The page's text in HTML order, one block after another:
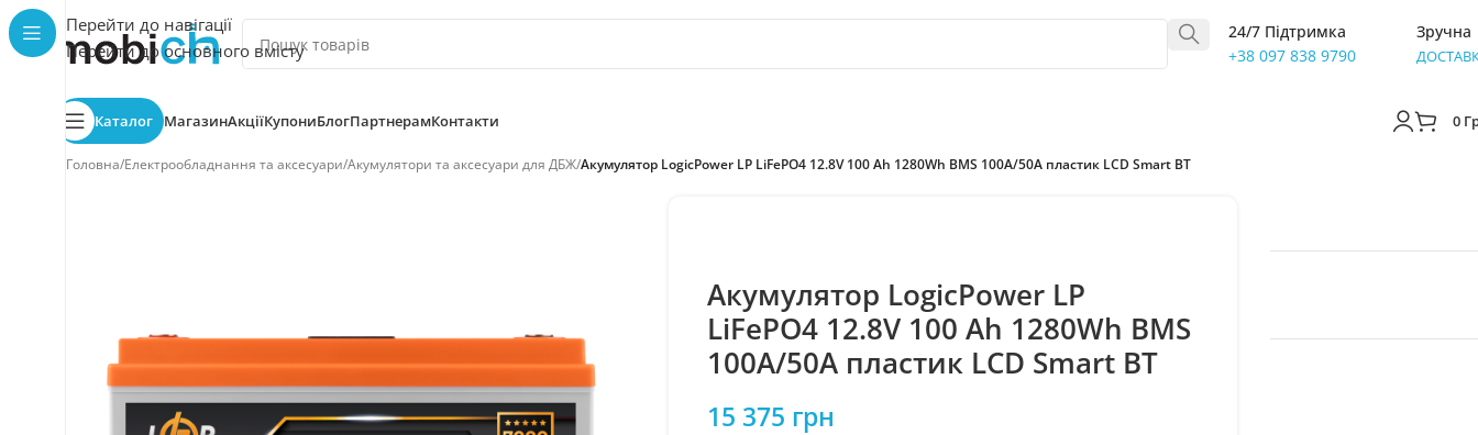
Перейти до навігації
Перейти до основного вмісту
24/7 Підтримка
+38 097 838 9790
Зручна
Каталог МагазинАкціїКупониБлогПартнерамКонтакти 0
Головна/Електрообладнання та аксесуари/Акумулятори та аксесуари для ДБЖ/Акумулятор LogicPower LP LiFePO4 12.8V 100 Ah 1280Wh BMS 100A/50А пластик LCD Smart BT
Акумулятор LogicPower LP
LiFePO4 12.8V 100 Ah 1280Wh BMS
100A/50А пластик LCD Smart BT
15 375 грн